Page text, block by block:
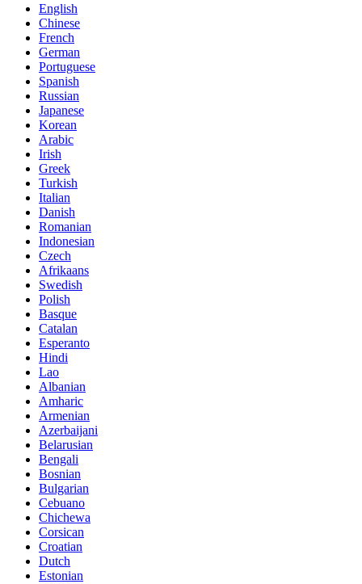
English
Chinese
French
German
Portuguese
Spanish
Russian
Japanese
Korean
Arabic
Irish
Greek
Turkish
Italian
Danish
Romanian
Indonesian
Czech
Afrikaans
Swedish
Polish
Basque
Catalan
Esperanto
Hindi
Lao
Albanian
Amharic
Armenian
Azerbaijani
Belarusian
Bengali
Bosnian
Bulgarian
Cebuano
Chichewa
Corsican
Croatian
Dutch
Estonian